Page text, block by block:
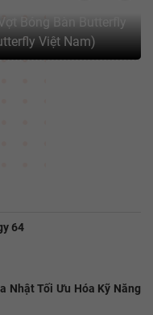
64
Nhật Tối Ưu Hóa Kỹ Năng